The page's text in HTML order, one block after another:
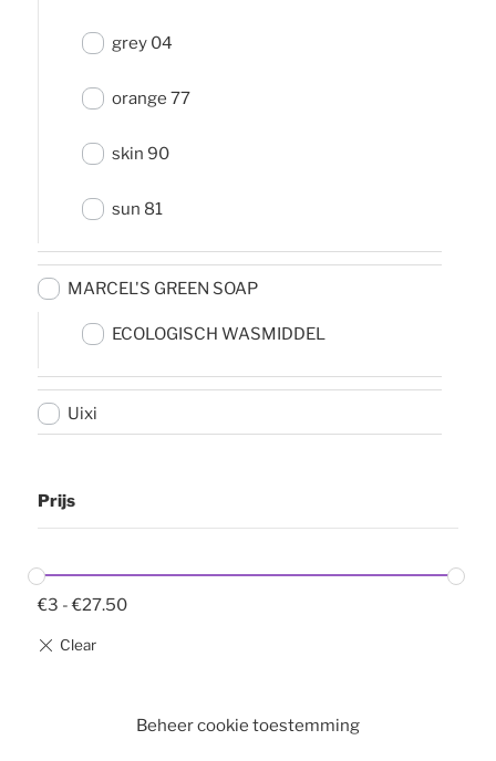
Beheer cookie toestemming
grey 04
orange 77
skin 90
sun 81
MARCEL'S GREEN SOAP
ECOLOGISCH WASMIDDEL
Uixi
Prijs
€3 -€27.50